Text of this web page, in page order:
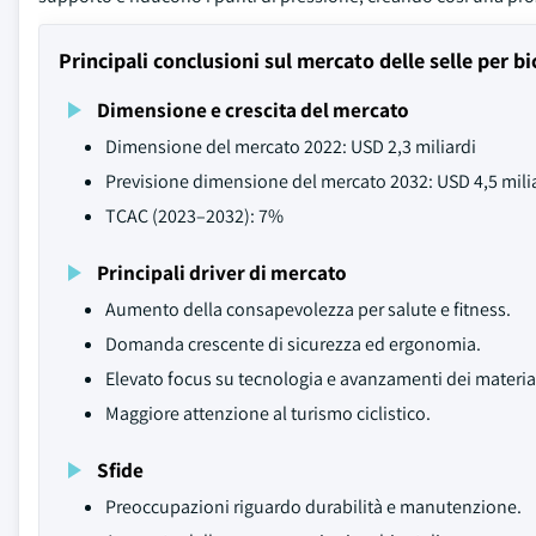
Principali conclusioni sul mercato delle selle per
Dimensione e crescita del mercato
Dimensione del mercato 2022: USD 2,3 miliardi
Previsione dimensione del mercato 2032: USD 4,5
TCAC (2023–2032): 7%
Principali driver di mercato
Aumento della consapevolezza per salute e fitness.
Domanda crescente di sicurezza ed ergonomia.
Elevato focus su tecnologia e avanzamenti dei
Maggiore attenzione al turismo ciclistico.
Sfide
Preoccupazioni riguardo durabilità e manutenzione.